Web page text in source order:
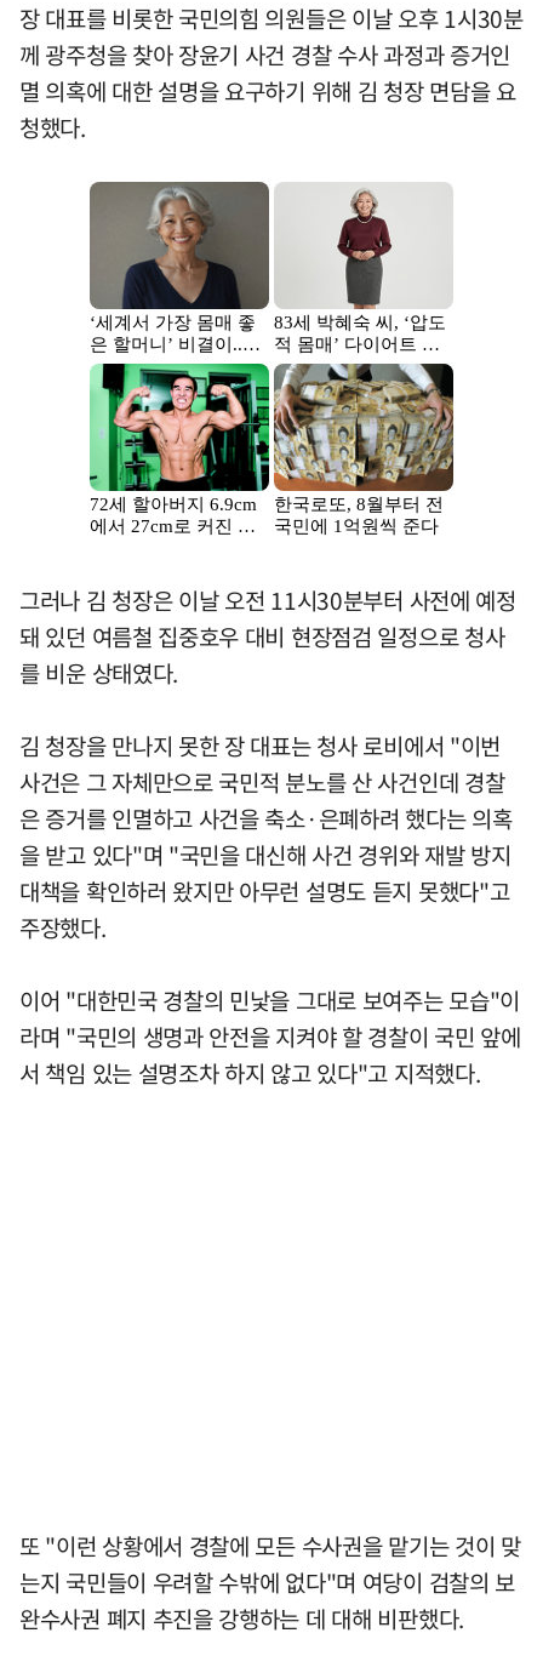
장 대표를 비롯한 국민의힘 의원들은 이날 오후 1시30분
께 광주청을 찾아 장윤기 사건 경찰 수사 과정과 증거인
멸 의혹에 대한 설명을 요구하기 위해 김 청장 면담을 요
청했다.
그러나 김 청장은 이날 오전 11시30분부터 사전에 예정
돼 있던 여름철 집중호우 대비 현장점검 일정으로 청사
를 비운 상태였다.
김 청장을 만나지 못한 장 대표는 청사 로비에서 "이번
사건은 그 자체만으로 국민적 분노를 산 사건인데 경찰
은 증거를 인멸하고 사건을 축소·은폐하려 했다는 의혹
을 받고 있다"며 "국민을 대신해 사건 경위와 재발 방지
대책을 확인하러 왔지만 아무런 설명도 듣지 못했다"고
주장했다.
이어 "대한민국 경찰의 민낯을 그대로 보여주는 모습"이
라며 "국민의 생명과 안전을 지켜야 할 경찰이 국민 앞에
서 책임 있는 설명조차 하지 않고 있다"고 지적했다.
또 "이런 상황에서 경찰에 모든 수사권을 맡기는 것이 맞
는지 국민들이 우려할 수밖에 없다"며 여당이 검찰의 보
완수사권 폐지 추진을 강행하는 데 대해 비판했다.